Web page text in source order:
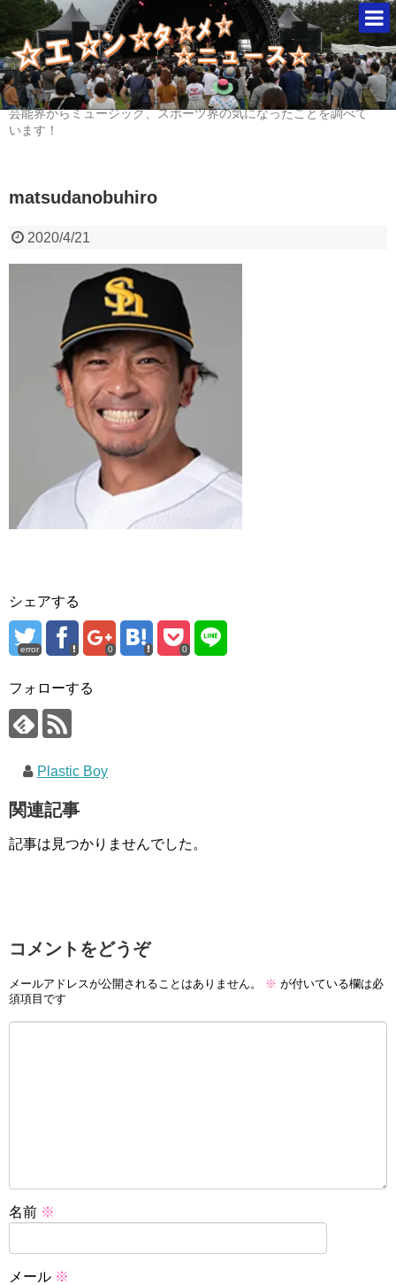
芸能界からミュージック、スポーツ界の気になったことを調べて
います！
matsudanobuhiro
2020/4/21
シェアする
error 0 0
フォローする
Plastic Boy
関連記事
記事は見つかりませんでした。
コメントをどうぞ
メールアドレスが公開されることはありません。 ※ が付いている欄は必
須項目です
名前 ※
メール ※